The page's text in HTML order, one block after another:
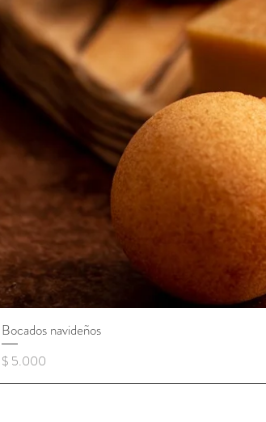
Bocados navideños
Precio
$ 5.000